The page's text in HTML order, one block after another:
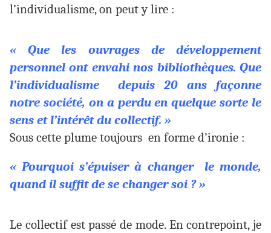
l’individualisme, on peut y lire :
« Que les ouvrages de développement
personnel ont envahi nos bibliothèques. Que
l’individualisme depuis 20 ans façonne
notre société, on a perdu en quelque sorte le
sens et l’intérêt du collectif. »
Sous cette plume toujours en forme d’ironie :
« Pourquoi s’épuiser à changer le monde,
quand il suffit de se changer soi ? »
Le collectif est passé de mode. En contrepoint, je